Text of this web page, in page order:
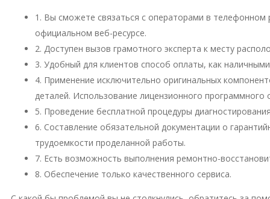
1. Вы сможете связаться с операторами в
официальном веб-ресурсе.
2. Доступен вызов грамотного эксперта к месту
3. Удобный для клиентов способ оплаты, как
4. Применение исключительно оригинальных
деталей. Использование лицензионного
5. Проведение бесплатной процедуры
6. Составление обязательной документации о
трудоемкости проделанной работы.
7. Есть возможность выполнения ремонтно-
8. Обеспечение только качественного сервиса.